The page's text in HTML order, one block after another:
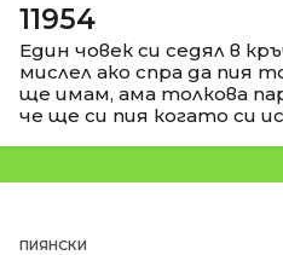
11954
Един човек си седял в
мислел ако спра да пия
ще имам, ама толкова
че ще си пия когато си
ПИЯНСКИ